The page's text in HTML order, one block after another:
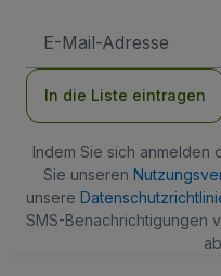
Mail-
In die Liste eintragen
Indem Sie sich anmelden
Sie unseren
unsere
SMS-Benachrichtigungen